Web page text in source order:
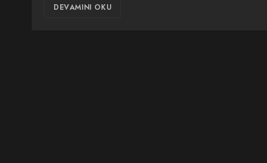
DEVAMINI OKU